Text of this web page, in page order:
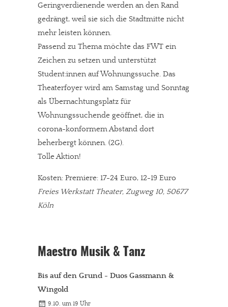
Geringverdienende werden an den Rand
gedrängt, weil sie sich die Stadtmitte nicht
mehr leisten können.
Passend zu Thema möchte das FWT ein
Zeichen zu setzen und unterstützt
Student:innen auf Wohnungssuche. Das
Theaterfoyer wird am Samstag und Sonntag
als Übernachtungsplatz für
Wohnungssuchende geöffnet, die in
corona-konformem Abstand dort
beherbergt können. (2G).
Tolle Aktion!
Kosten: Premiere: 17-24 Euro, 12-19 Euro
Freies Werkstatt Theater, Zugweg 10, 50677
Köln
Maestro Musik & Tanz
Bis auf den Grund - Duos Gassmann &
Wingold
9.10. um 19 Uhr